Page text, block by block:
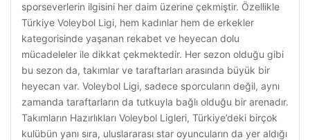
sporseverlerin ilgisini her daim üzerine çekmiştir. Özellikle
Türkiye Voleybol Ligi, hem kadınlar hem de erkekler
kategorisinde yaşanan rekabet ve heyecan dolu
mücadeleler ile dikkat çekmektedir. Her sezon olduğu gibi
bu sezon da, takımlar ve taraftarları arasında büyük bir
heyecan var. Voleybol Ligi, sadece sporcuların değil, aynı
zamanda taraftarların da tutkuyla bağlı olduğu bir arenadır.
Takımların Hazırlıkları Voleybol Ligleri, Türkiye’deki birçok
kulübün yanı sıra, uluslararası star oyuncuların da yer aldığı